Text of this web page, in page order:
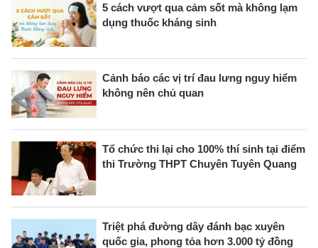
5 cách vượt qua cảm sốt mà không lạm
dụng thuốc kháng sinh
Cảnh báo các vị trí đau lưng nguy hiểm
không nên chủ quan
Tổ chức thi lại cho 100% thí sinh tại điểm
thi Trường THPT Chuyên Tuyên Quang
Triệt phá đường dây đánh bạc xuyên
quốc gia, phong tỏa hơn 3.000 tỷ đồng